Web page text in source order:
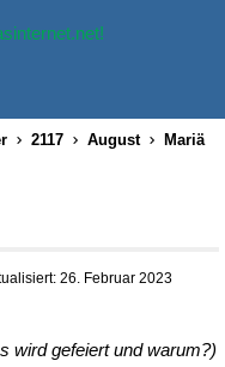
2117 August
Mariä
26. Februar 2023
wird gefeiert und warum?)